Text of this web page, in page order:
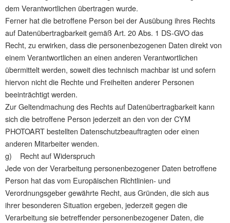
dem Verantwortlichen übertragen wurde.
Ferner hat die betroffene Person bei der Ausübung ihres Rechts
auf Datenübertragbarkeit gemäß Art. 20 Abs. 1 DS-GVO das
Recht, zu erwirken, dass die personenbezogenen Daten direkt von
einem Verantwortlichen an einen anderen Verantwortlichen
übermittelt werden, soweit dies technisch machbar ist und sofern
hiervon nicht die Rechte und Freiheiten anderer Personen
beeinträchtigt werden.
Zur Geltendmachung des Rechts auf Datenübertragbarkeit kann
sich die betroffene Person jederzeit an den von der CYM
PHOTOART bestellten Datenschutzbeauftragten oder einen
anderen Mitarbeiter wenden.
g) Recht auf Widerspruch
Jede von der Verarbeitung personenbezogener Daten betroffene
Person hat das vom Europäischen Richtlinien- und
Verordnungsgeber gewährte Recht, aus Gründen, die sich aus
ihrer besonderen Situation ergeben, jederzeit gegen die
Verarbeitung sie betreffender personenbezogener Daten, die